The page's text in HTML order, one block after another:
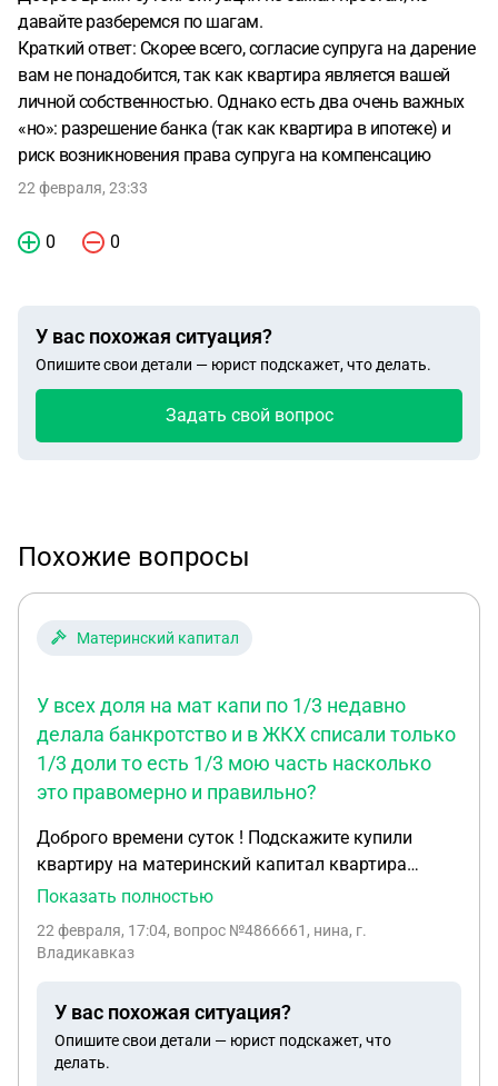
давайте разберемся по шагам.
Краткий ответ: Скорее всего, согласие супруга на дарение
вам не понадобится, так как квартира является вашей
личной собственностью. Однако есть два очень важных
«но»: разрешение банка (так как квартира в ипотеке) и
риск возникновения права супруга на компенсацию
22 февраля, 23:33
0 0
У вас похожая ситуация?
Опишите свои детали — юрист подскажет, что делать.
Задать свой вопрос
Похожие вопросы
Материнский капитал
У всех доля на мат капи по 1/3 недавно
делала банкротство и в ЖКХ списали только
1/3 доли то есть 1/3 мою часть насколько
это правомерно и правильно?
Доброго времени суток ! Подскажите купили
квартиру на материнский капитал квартира
долевая 1/3 моя мужа и на несовершеннолетней
недавно делала банкротство и в ЖКХ списали
Показать полностью
22 февраля, 17:04, вопрос №4866661, нина, г.
Владикавказ
У вас похожая ситуация?
Опишите свои детали — юрист подскажет, что
делать.